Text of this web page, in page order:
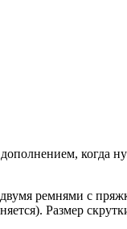
когда
ремнями с
Размер